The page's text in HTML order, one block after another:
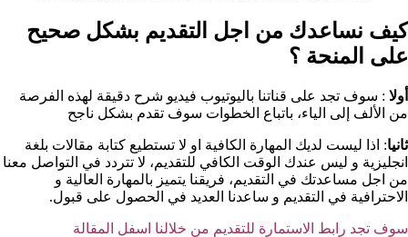
كيف نساعدك من اجل التقديم بشكل صحيح
على المنحة ؟​
أولا : سوف تجد على قناتنا باليوتيوب فيديو شرح دقيقة لهذه الفرصة
من الألف إلى الياء، باتباع الخطوات سوف تقدم بشكل ناجح
ثانيا: اذا ليست لديك المهارة الكافية او لا تستطيع كتابة مقالات بلغة
انجليزية و ليس عندك الوقت الكافي للتقديم، لا تتردد في التواصل معنا
من اجل مساعدتك في التقديم، فريقنا يتميز بالمهارة العالية و
الاحترافية في التقديم و ساعدنا العديد في الحصول على قبول.
سوف تجد رابط الاستمارة للتقديم من خلالنا اسفل المقالة